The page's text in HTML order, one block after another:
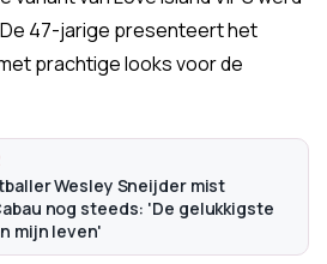
47-jarige presenteert het
prachtige looks voor de
Wesley Sneijder mist
nog steeds: 'De gelukkigste
mijn leven'